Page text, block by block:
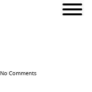
No Comments